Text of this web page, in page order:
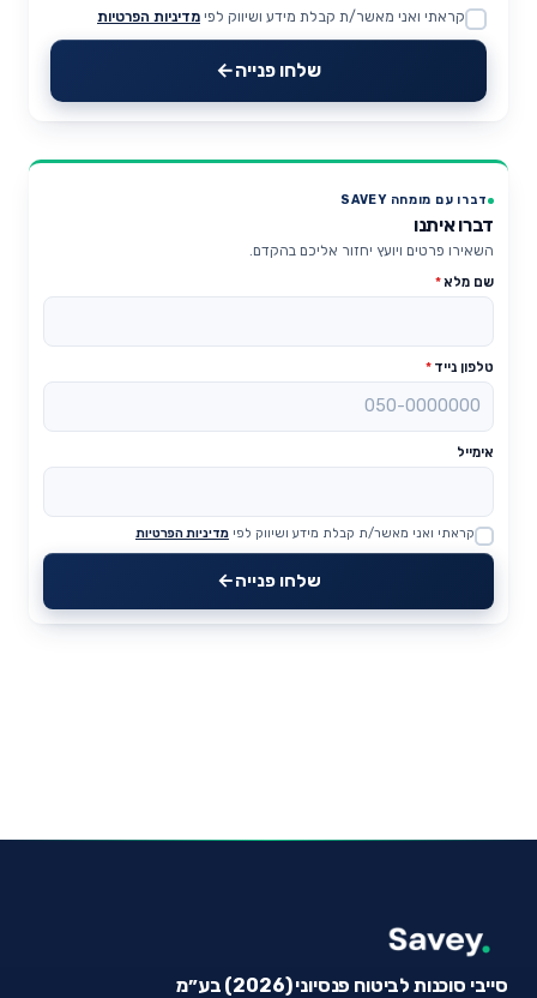
Website
קראתי ואני מאשר/ת קבלת מידע ושיווק לפי מדיניות הפרטיות
שלחו פנייה
דברו עם מומחה SAVEY
דברו איתנו
השאירו פרטים ויועץ יחזור אליכם בהקדם.
שם מלא*
טלפון נייד *
אימייל
Website
קראתי ואני מאשר/ת קבלת מידע ושיווק לפי מדיניות הפרטיות
שלחו פנייה
סייבי סוכנות לביטוח פנסיוני (2026) בע״מ